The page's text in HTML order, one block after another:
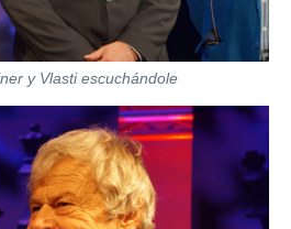
y Vlasti escuchándole